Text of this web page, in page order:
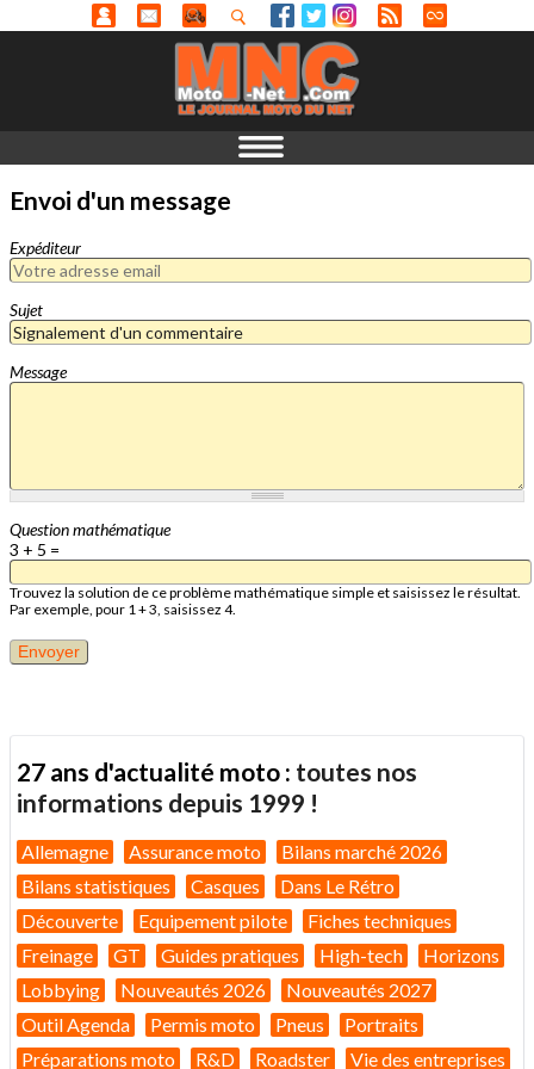
Envoi d'un message
Expéditeur
Sujet
Message
Question mathématique
3 + 5 =
Trouvez la solution de ce problème mathématique simple et saisissez le résultat.
Par exemple, pour 1 + 3, saisissez 4.
27 ans d'actualité moto : toutes nos
informations depuis 1999 !
Allemagne Assurance moto
Bilans marché 2026
Bilans statistiques
Casques
Dans Le Rétro
Découverte
Equipement pilote
Fiches techniques
Freinage
GT Guides pratiques High-tech
Horizons
Lobbying
Nouveautés 2026
Nouveautés 2027
Outil Agenda
Permis moto Pneus
Portraits
Préparations moto
R&D Roadster Vie des entreprises